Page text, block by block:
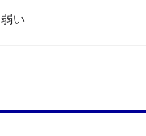
弱い